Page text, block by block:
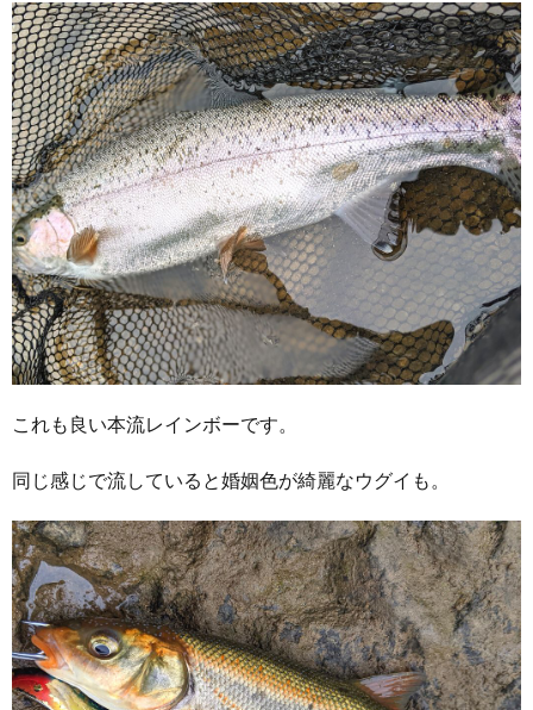
これも良い本流レインボーです。
同じ感じで流していると婚姻色が綺麗なウグイも。